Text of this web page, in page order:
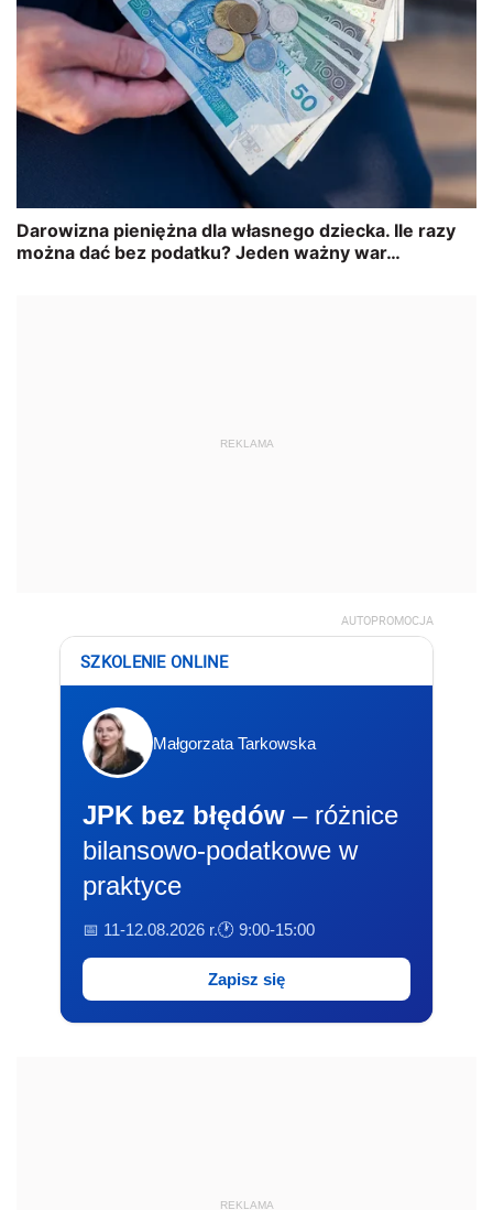
REKLAMA
AUTOPROMOCJA
SZKOLENIE ONLINE
Małgorzata Tarkowska
JPK bez błędów – różnice
bilansowo-podatkowe w
praktyce
📅 11-12.08.2026 r.🕐 9:00-15:00
Zapisz się
REKLAMA